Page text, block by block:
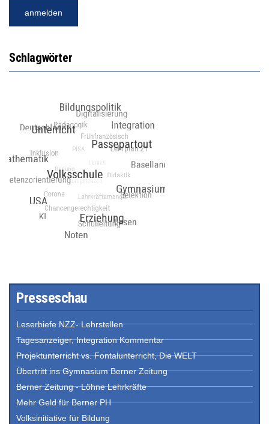
Schlagwörter
Presseschau
Leserbiefe NZZ- Lehrstellen
Tagesanzeiger, Integration Kommentar
Projektunterricht vs. Fontalunterricht, Die WELT
Übertritt ins Gymnasium Berner Zeitung
Berner Zeitung - Löhne Lehrkräfte
Mehr Geld für Berner PH
Volksinitiative für Bildung